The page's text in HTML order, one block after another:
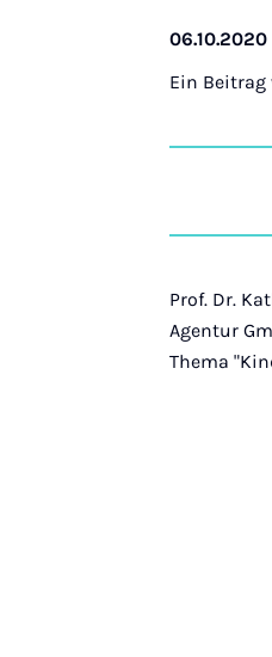
06.10.2020
Ein
Prof. Dr.
Agentur
Thema